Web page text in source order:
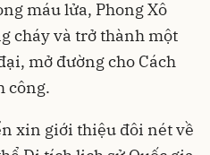
máu lửa, Phong Xô
cháy và trở thành một
mở đường cho Cách
công.
xin giới thiệu đôi nét về